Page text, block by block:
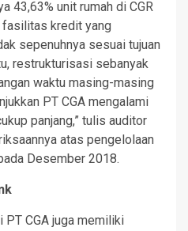
43,63% unit rumah di CGR
fasilitas kredit yang
sepenuhnya sesuai tujuan
restrukturisasi sebanyak
waktu masing-masing
PT CGA mengalami
panjang,” tulis auditor
atas pengelolaan
Desember 2018.
PT CGA juga memiliki